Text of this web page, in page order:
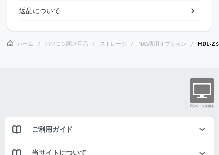
返品について
ホーム パソコン関連用品 ストレージ NAS専用オプション HDL-Z
ご利用ガイド
当サイトについて